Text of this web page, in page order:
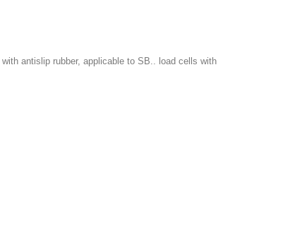
antislip rubber, applicable to SB.. load cells with